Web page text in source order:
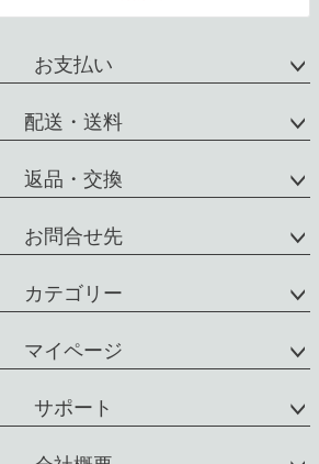
お支払い
配送・送料
返品・交換
お問合せ先
カテゴリー
マイページ
サポート